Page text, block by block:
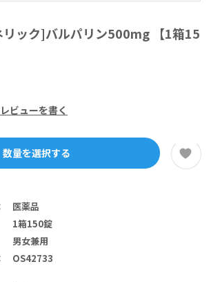
リック]バルパリン500mg 【1箱15
レビューを書く
数量を選択する
医薬品
1箱150錠
男女兼用
OS42733